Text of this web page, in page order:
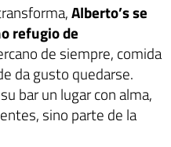
Alberto’s se
refugio de
de siempre, comida
da gusto quedarse.
bar un lugar con alma,
sino parte de la